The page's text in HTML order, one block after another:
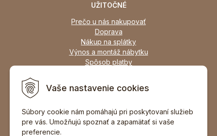
Vaše nastavenie cookies
Súbory cookie nám pomáhajú pri poskytovaní služieb
pre vás. Umožňujú spoznať a zapamätať si vaše
preferencie.
UŽITOČNÉ
Prečo u nás nakupovať
Doprava
Nákup na splátky
Výnos a montáž nábytku
Spôsob platby
Zariadime všetky typy interiérov
DOPORUČIŤ ZNÁMEMU